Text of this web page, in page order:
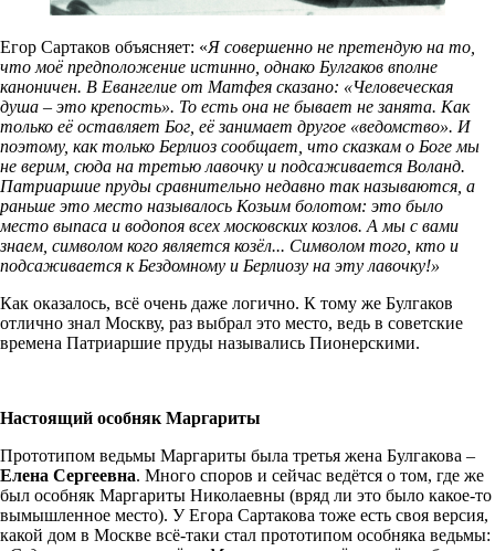
Егор Сартаков объясняет: «Я совершенно не претендую на то,
что моё предположение истинно, однако Булгаков вполне
каноничен. В Евангелие от Матфея сказано: «Человеческая
душа – это крепость». То есть она не бывает не занята. Как
только её оставляет Бог, её занимает другое «ведомство». И
поэтому, как только Берлиоз сообщает, что сказкам о Боге мы
не верим, сюда на третью лавочку и подсаживается Воланд.
Патриаршие пруды сравнительно недавно так называются, а
раньше это место называлось Козьим болотом: это было
место выпаса и водопоя всех московских козлов. А мы с вами
знаем, символом кого является козёл... Символом того, кто и
подсаживается к Бездомному и Берлиозу на эту лавочку!»
Как оказалось, всё очень даже логично. К тому же Булгаков
отлично знал Москву, раз выбрал это место, ведь в советские
времена Патриаршие пруды назывались Пионерскими.
Настоящий особняк Маргариты
Прототипом ведьмы Маргариты была третья жена Булгакова –
Елена Сергеевна. Много споров и сейчас ведётся о том, где же
был особняк Маргариты Николаевны (вряд ли это было какое-то
вымышленное место). У Егора Сартакова тоже есть своя версия,
какой дом в Москве всё-таки стал прототипом особняка ведьмы: